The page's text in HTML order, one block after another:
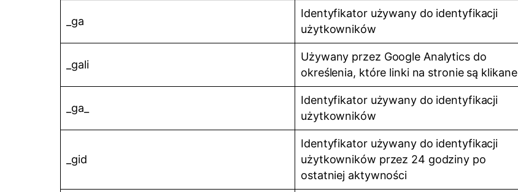
_ga
Identyfikator używany do identyfikacji
użytkowników
_gali
Używany przez Google Analytics do
określenia, które linki na stronie są klikane
_ga_
Identyfikator używany do identyfikacji
użytkowników
_gid
Identyfikator używany do identyfikacji
użytkowników przez 24 godziny po
ostatniej aktywności